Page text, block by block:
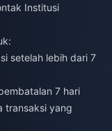
Institusi
setelah lebih dari 7
7 hari
transaksi yang